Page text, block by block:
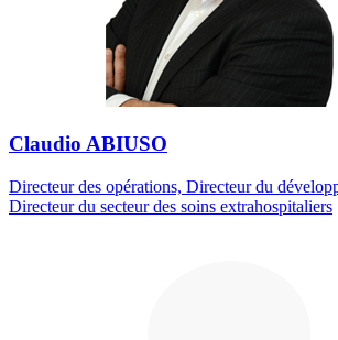
Claudio ABIUSO
Directeur des opérations, Directeur du
Directeur du secteur des soins extrahospitaliers